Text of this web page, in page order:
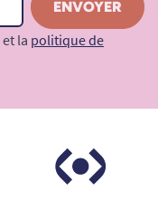
et la politique de